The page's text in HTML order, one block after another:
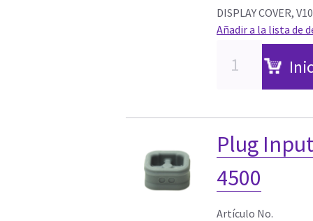
DISPLAY COVER,
Añadir a la lista de
Plug
4500
Artículo No.